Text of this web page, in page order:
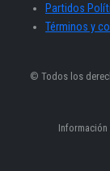
Partidos
Términos y
© Todos los